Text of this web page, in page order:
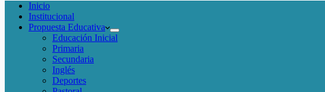
Inicio
Institucional
Propuesta Educativa
Educación Inicial
Primaria
Secundaria
Inglés
Deportes